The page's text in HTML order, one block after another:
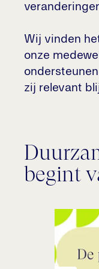
Wij vinden
onze
zij relevant
begint